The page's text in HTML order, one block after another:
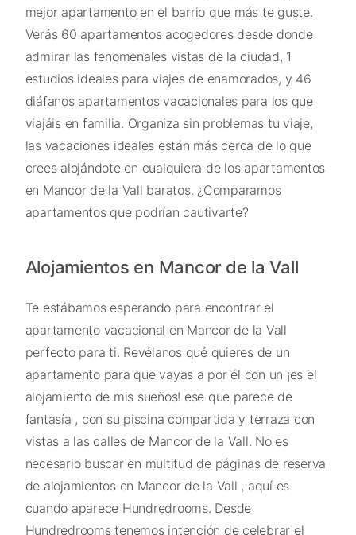
mejor apartamento en el barrio que más te guste.
Verás 60 apartamentos acogedores desde donde
admirar las fenomenales vistas de la ciudad, 1
estudios ideales para viajes de enamorados, y 46
diáfanos apartamentos vacacionales para los que
viajáis en familia. Organiza sin problemas tu viaje,
las vacaciones ideales están más cerca de lo que
crees alojándote en cualquiera de los apartamentos
en Mancor de la Vall baratos. ¿Comparamos
apartamentos que podrían cautivarte?
Alojamientos en Mancor de la Vall
Te estábamos esperando para encontrar el
apartamento vacacional en Mancor de la Vall
perfecto para ti. Revélanos qué quieres de un
apartamento para que vayas a por él con un ¡es el
alojamiento de mis sueños! ese que parece de
fantasía , con su piscina compartida y terraza con
vistas a las calles de Mancor de la Vall. No es
necesario buscar en multitud de páginas de reserva
de alojamientos en Mancor de la Vall , aquí es
cuando aparece Hundredrooms. Desde
Hundredrooms tenemos intención de celebrar el